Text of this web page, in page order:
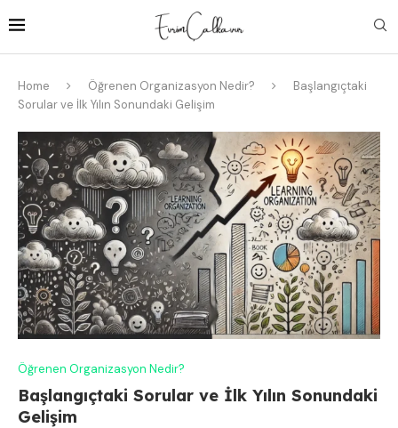
Home Öğrenen Organizasyon Nedir?
Başlangıçtaki
Sorular ve İlk Yılın Sonundaki Gelişim
Öğrenen Organizasyon Nedir?
Başlangıçtaki Sorular ve İlk Yılın Sonundaki
Gelişim